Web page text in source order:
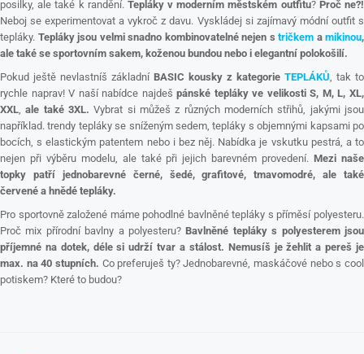
posilky, ale také k randění. Tepláky v moderním městském outfitu? Proč ne?!
Neboj se experimentovat a vykroč z davu. Vyskládej si zajímavý módní outfit s
tepláky. Tepláky jsou velmi snadno kombinovatelné nejen s tričkem a mikinou,
ale také se sportovním sakem, koženou bundou nebo i elegantní polokošilí.
Pokud ještě nevlastníš základní BASIC kousky z kategorie TEPLÁKŮ , tak to
rychle naprav! V naší nabídce najdeš pánské tepláky ve velikosti S, M, L, XL,
XXL ,ale také 3XL. Vybrat si můžeš z různých moderních střihů, jakými jsou
například. trendy tepláky se sníženým sedem, tepláky s objemnými kapsami po
bocích, s elastickým patentem nebo i bez něj. Nabídka je vskutku pestrá, a to
nejen při výběru modelu, ale také při jejich barevném provedení.Mezi naše
topky patří jednobarevné černé, šedé, grafitové, tmavomodré, ale také
červené a hnědé tepláky.
Pro sportovně založené máme pohodlné bavlněné tepláky s příměsí polyesteru.
Proč mix přírodní bavlny a polyesteru?Bavlněné tepláky s polyesterem jsou
příjemné na dotek, déle si udrží tvar a stálost. Nemusíš je žehlit a pereš je
max. na 40 stupních. Co preferuješ ty? Jednobarevné, maskáčové nebo s cool
potiskem? Které to budou?